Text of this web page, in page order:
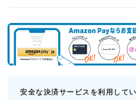
安全な決済サービスを利用して